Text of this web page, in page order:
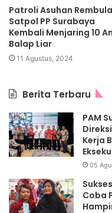
Patroli Asuhan
Satpol PP Surabaya
Kembali Menjaring 10
Balap Liar
11 Agustus, 2024
Berita Terbaru
PAM
Kerja
05
Coba